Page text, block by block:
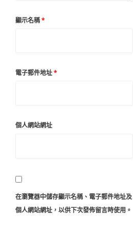
顯示名稱*
電子郵件地址*
個人網站網址
在瀏覽器中儲存顯示名稱、電子郵件地址及
個人網站網址，以供下次發佈留言時使用。